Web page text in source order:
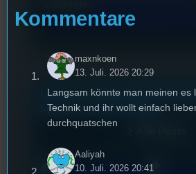
Kommentardaten verarbeitet
Unsere neuesten
Hören und Lesen
Kommentare
maxnkoen
13. Juli. 2026 20:29
Langsam könnte man meinen es
Technik und ihr wollt einfach
durchquatschen
Aaliyah
10. Juli. 2026 20:41